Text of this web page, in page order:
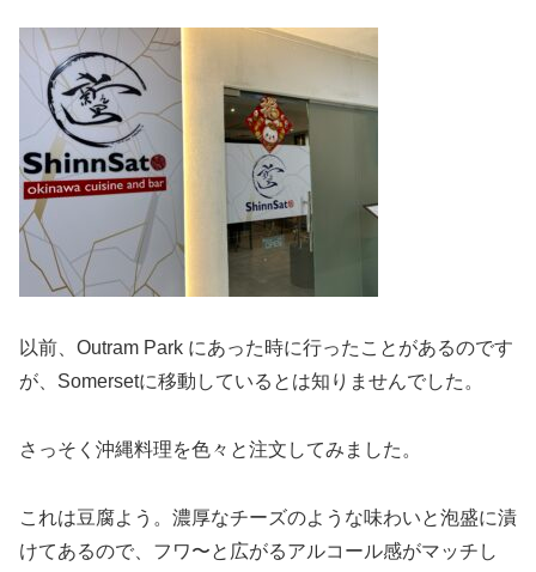
以前、Outram Park にあった時に行ったことがあるのです
が、Somersetに移動しているとは知りませんでした。
さっそく沖縄料理を色々と注文してみました。
これは豆腐よう。濃厚なチーズのような味わいと泡盛に漬
けてあるので、フワ〜と広がるアルコール感がマッチし